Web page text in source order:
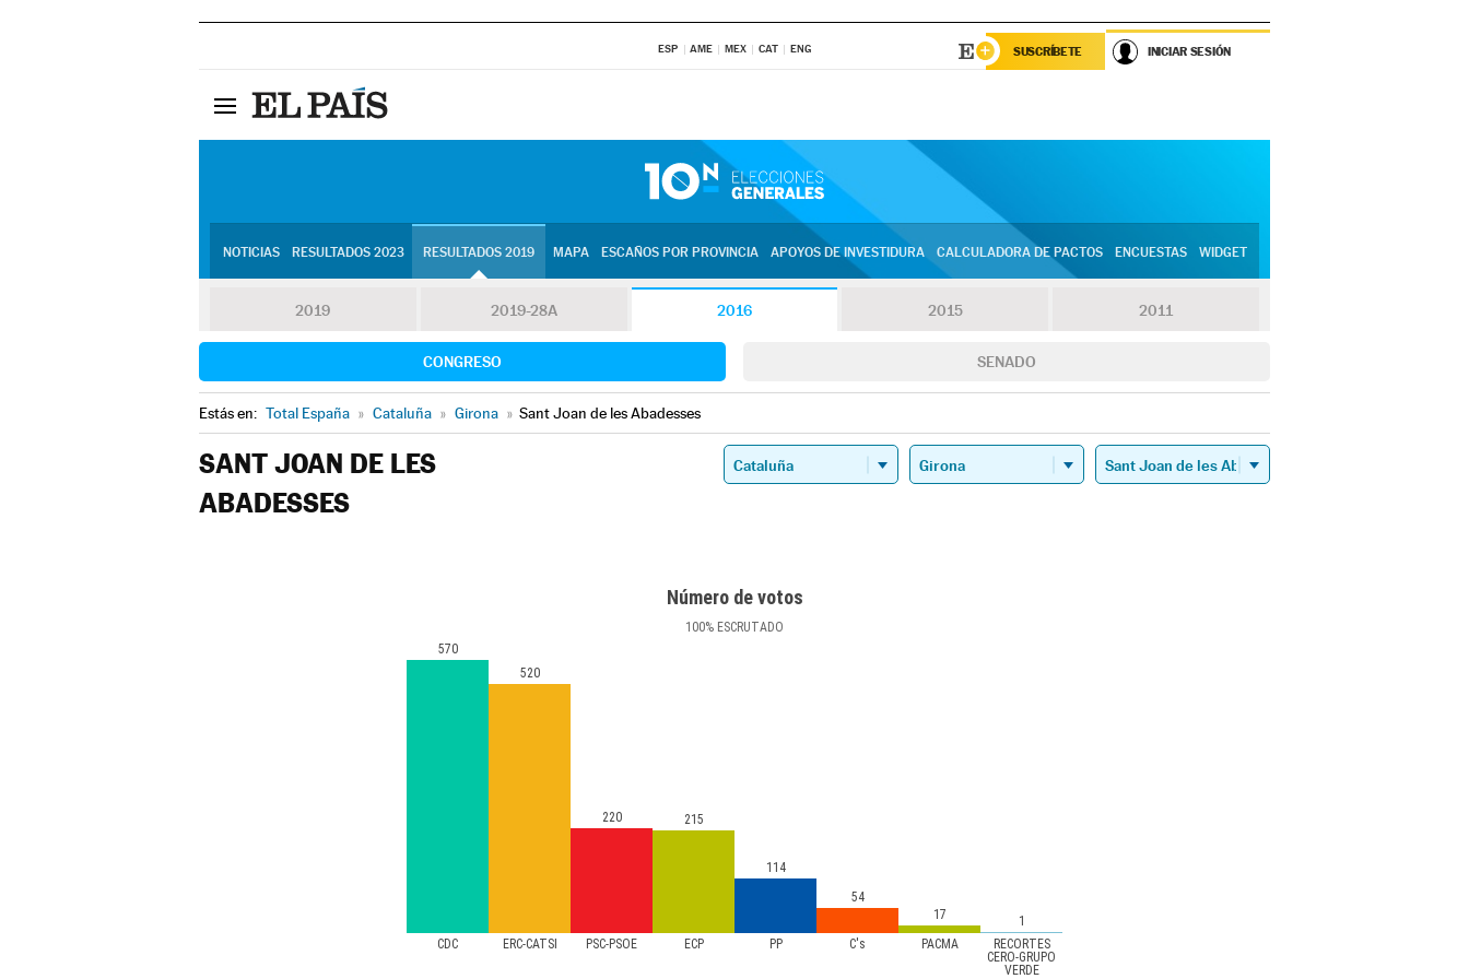
ESP AME MEX CAT ENG SUSCRÍBETE INICIAR SESIÓN
NOTICIAS RESULTADOS 2023 RESULTADOS 2019 MAPA ESCAÑOS POR PROVINCIA APOYOS DE INVESTIDURA CALCULADORA DE PACTOS ENCUESTAS WIDGET
2019 2019-28A 2016 2015 2011
CONGRESO SENADO
Estás en: Total España » Cataluña » Girona » Sant Joan de les Abadesses
SANT JOAN DE LES
ABADESSES
Número de votos
100% ESCRUTADO
CDC ERC-CATSÍ PSC-PSOE ECP PP C's PACMA
RECORTES
CERO-GRUPO
VERDE
570
520
220 215
114
54
17
1